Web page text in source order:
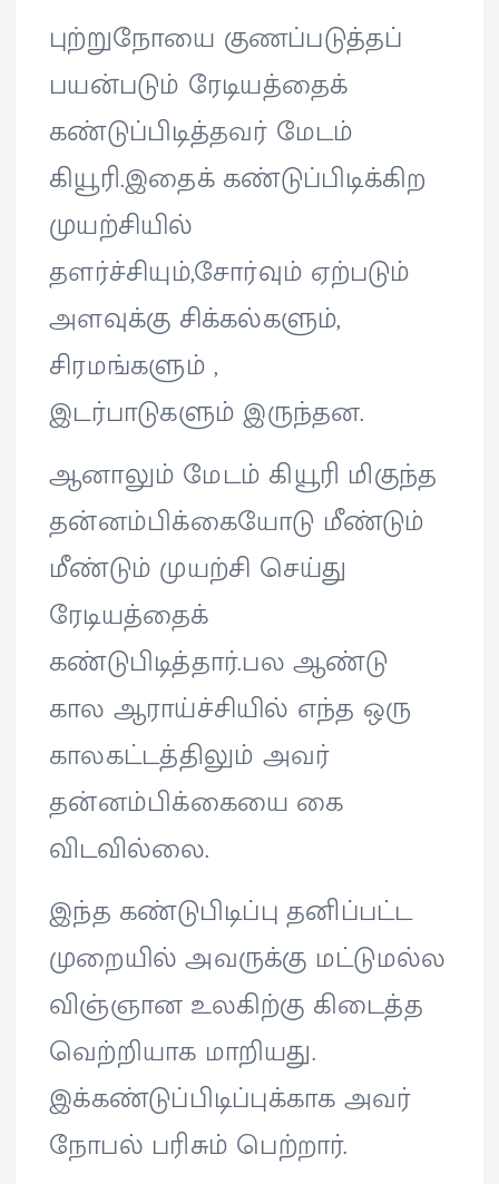
புற்றுநோயை குணப்படுத்தப்
பயன்படும் ரேடியத்தைக்
கண்டுப்பிடித்தவர் மேடம்
கியூரி.இதைக் கண்டுப்பிடிக்கிற
முயற்சியில்
தளர்ச்சியும்,சோர்வும் ஏற்படும்
அளவுக்கு சிக்கல்களும்,
சிரமங்களும் ,
இடர்பாடுகளும் இருந்தன.
ஆனாலும் மேடம் கியூரி மிகுந்த
தன்னம்பிக்கையோடு மீண்டும்
மீண்டும் முயற்சி செய்து
ரேடியத்தைக்
கண்டுபிடித்தார்.பல ஆண்டு
கால ஆராய்ச்சியில் எந்த ஒரு
காலகட்டத்திலும் அவர்
தன்னம்பிக்கையை கை
விடவில்லை.
இந்த கண்டுபிடிப்பு தனிப்பட்ட
முறையில் அவருக்கு மட்டுமல்ல
விஞ்ஞான உலகிற்கு கிடைத்த
வெற்றியாக மாறியது.
இக்கண்டுப்பிடிப்புக்காக அவர்
நோபல் பரிசும் பெற்றார்.